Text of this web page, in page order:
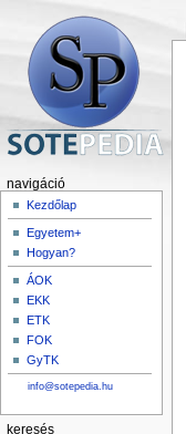
navigáció
Kezdőlap
Egyetem+
Hogyan?
ÁOK
EKK
ETK
FOK
GyTK
info@sotepedia.hu
keresés